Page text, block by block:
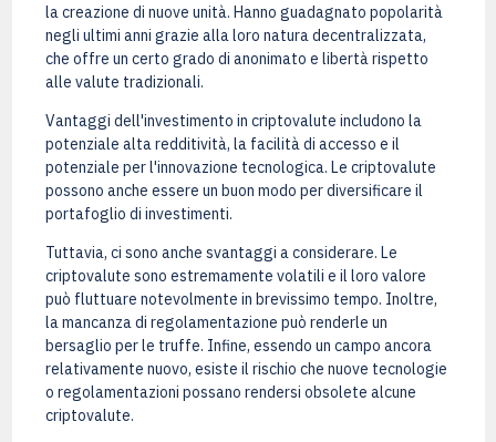
la creazione di nuove unità. Hanno guadagnato popolarità
negli ultimi anni grazie alla loro natura decentralizzata,
che offre un certo grado di anonimato e libertà rispetto
alle valute tradizionali.
Vantaggi dell'investimento in criptovalute includono la
potenziale alta redditività, la facilità di accesso e il
potenziale per l'innovazione tecnologica. Le criptovalute
possono anche essere un buon modo per diversificare il
portafoglio di investimenti.
Tuttavia, ci sono anche svantaggi a considerare. Le
criptovalute sono estremamente volatili e il loro valore
può fluttuare notevolmente in brevissimo tempo. Inoltre,
la mancanza di regolamentazione può renderle un
bersaglio per le truffe. Infine, essendo un campo ancora
relativamente nuovo, esiste il rischio che nuove tecnologie
o regolamentazioni possano rendersi obsolete alcune
criptovalute.